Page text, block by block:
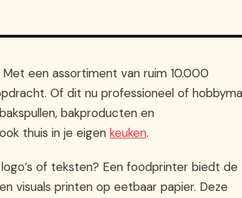
een assortiment van ruim 10.000
Of dit nu professioneel of
bakproducten en
thuis in je eigen keuken.
of teksten? Een foodprinter biedt de
visuals printen op eetbaar papier. Deze